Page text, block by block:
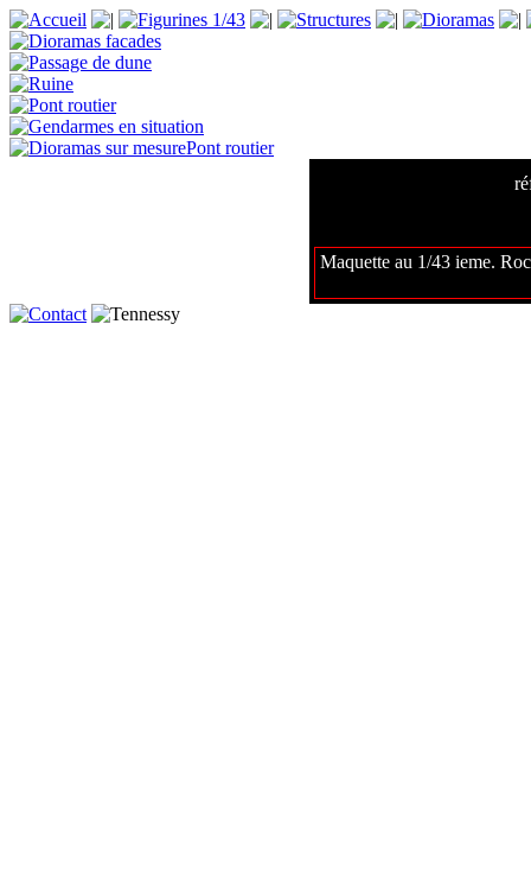
Maquette au 1/43 ieme.